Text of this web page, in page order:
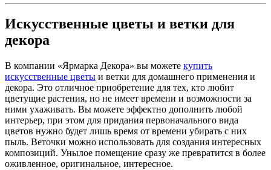
Искусственные цветы и ветки для
декора
В компании «Ярмарка Декора» вы можете купить
искусственные цветы и ветки для домашнего применения и
декора. Это отличное приобретение для тех, кто любит
цветущие растения, но не имеет времени и возможности за
ними ухаживать. Вы можете эффектно дополнить любой
интерьер, при этом для придания первоначального вида
цветов нужно будет лишь время от времени убирать с них
пыль. Веточки можно использовать для создания интересных
композиций. Унылое помещение сразу же превратится в более
оживленное, оригинальное, интересное.